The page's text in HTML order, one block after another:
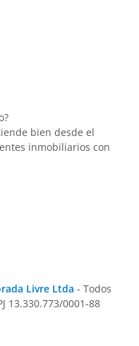
bien desde el
inmobiliarios con
Livre Ltda - Todos
13.330.773/0001-88